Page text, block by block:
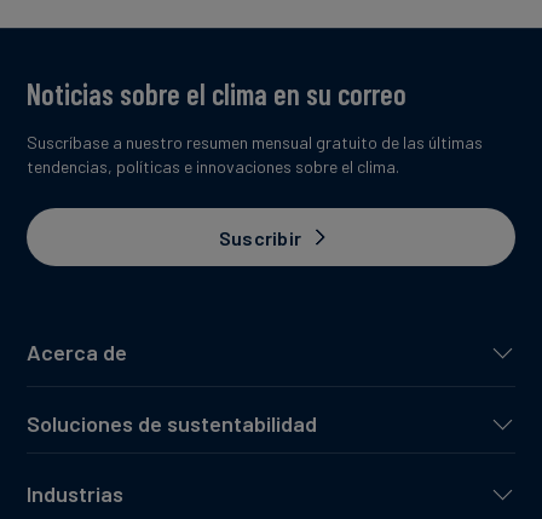
Acerca de
Soluciones de sustentabilidad
Industrias
Noticias sobre el clima en su correo
Suscríbase a nuestro resumen mensual gratuito de las últimas
tendencias, políticas e innovaciones sobre el clima.
Suscribir